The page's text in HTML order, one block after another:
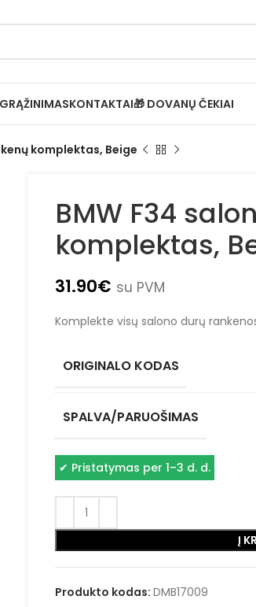
KONTAKTAI🎁 DOVANŲ ČEKIAI
komplektas, Beige
BMW F34
komplektas,
31.90€ su PVM
Komplekte visų salono durų
ORIGINALO KODAS
SPALVA/PARUOŠIMAS
✔ Pristatymas per 1–3 d. d.
Į
Produkto kodas: DMB17009